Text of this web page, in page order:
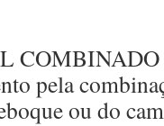
COMBINADO
pela
ou do